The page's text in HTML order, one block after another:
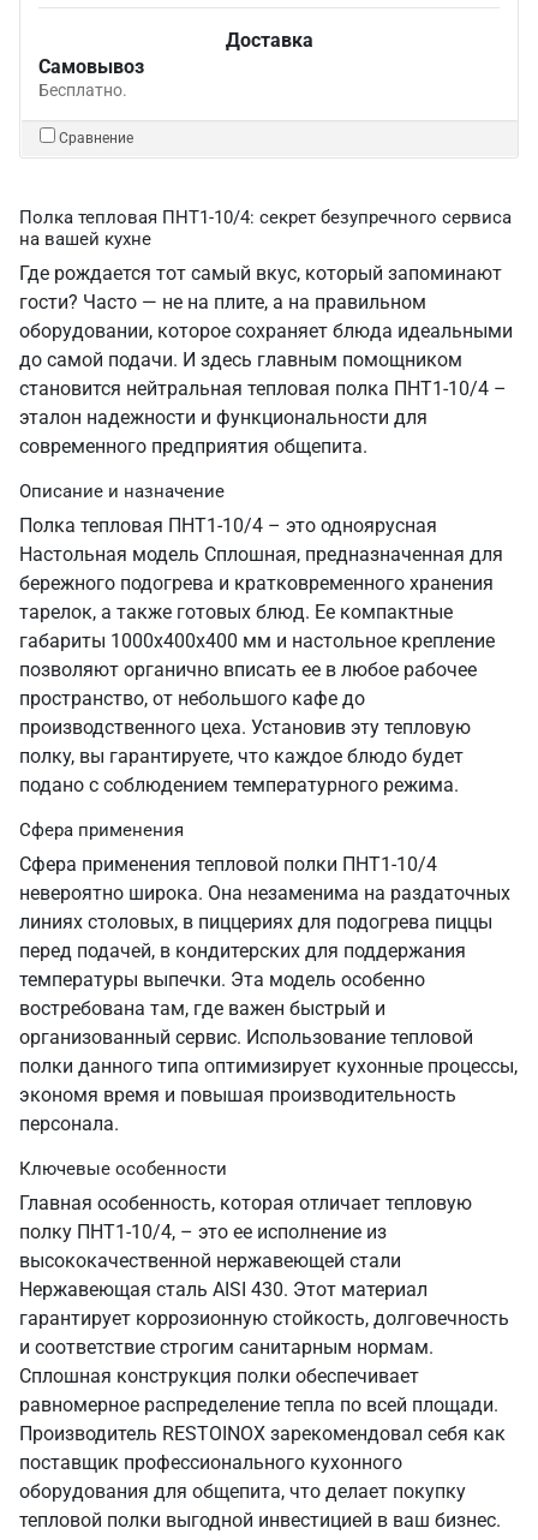
Доставка
Самовывоз
Бесплатно.
Сравнение
Полка тепловая ПНТ1-10/4: секрет безупречного сервиса
на вашей кухне
Где рождается тот самый вкус, который запоминают
гости? Часто — не на плите, а на правильном
оборудовании, которое сохраняет блюда идеальными
до самой подачи. И здесь главным помощником
становится нейтральная тепловая полка ПНТ1-10/4 –
эталон надежности и функциональности для
современного предприятия общепита.
Описание и назначение
Полка тепловая ПНТ1-10/4 – это одноярусная
Настольная модель Сплошная, предназначенная для
бережного подогрева и кратковременного хранения
тарелок, а также готовых блюд. Ее компактные
габариты 1000х400х400 мм и настольное крепление
позволяют органично вписать ее в любое рабочее
пространство, от небольшого кафе до
производственного цеха. Установив эту тепловую
полку, вы гарантируете, что каждое блюдо будет
подано с соблюдением температурного режима.
Сфера применения
Сфера применения тепловой полки ПНТ1-10/4
невероятно широка. Она незаменима на раздаточных
линиях столовых, в пиццериях для подогрева пиццы
перед подачей, в кондитерских для поддержания
температуры выпечки. Эта модель особенно
востребована там, где важен быстрый и
организованный сервис. Использование тепловой
полки данного типа оптимизирует кухонные процессы,
экономя время и повышая производительность
персонала.
Ключевые особенности
Главная особенность, которая отличает тепловую
полку ПНТ1-10/4, – это ее исполнение из
высококачественной нержавеющей стали
Нержавеющая сталь AISI 430. Этот материал
гарантирует коррозионную стойкость, долговечность
и соответствие строгим санитарным нормам.
Сплошная конструкция полки обеспечивает
равномерное распределение тепла по всей площади.
Производитель RESTOINOX зарекомендовал себя как
поставщик профессионального кухонного
оборудования для общепита, что делает покупку
тепловой полки выгодной инвестицией в ваш бизнес.